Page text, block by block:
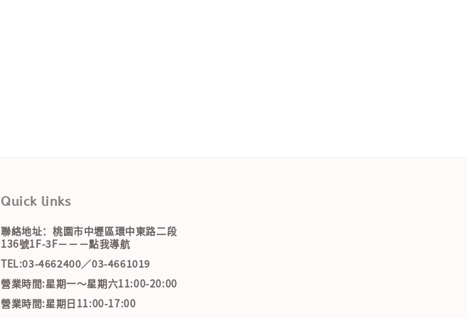
Quick links
聯絡地址：桃園市中壢區環中東路二段
136號1F-3F－－－點我導航
TEL:03-4662400／03-4661019
營業時間:星期一～星期六11:00-20:00
營業時間:星期日11:00-17:00